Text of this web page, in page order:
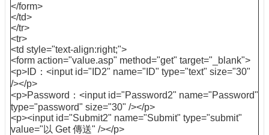
</form>
</td>
</tr>
<tr>
<td style="text-align:right;">
<form action="value.asp" method="get" target="_blank">
<p>ID：<input id="ID2" name="ID" type="text" size="30"
/></p>
<p>Password：<input id="Password2" name="Password"
type="password" size="30" /></p>
<p><input id="Submit2" name="Submit" type="submit"
value="以 Get 傳送" /></p>